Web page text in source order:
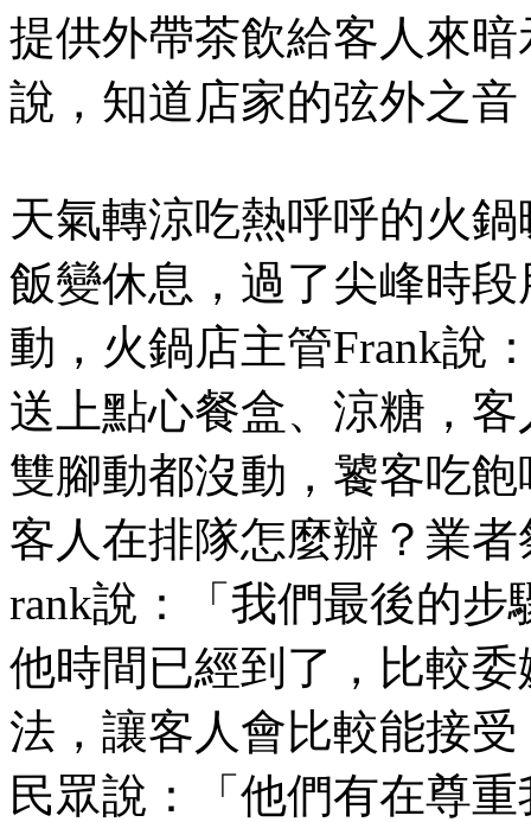
提供外帶茶飲給客人來
說，知道店家的弦外之
天氣轉涼吃熱呼呼的火
飯變休息，過了尖峰時
動，火鍋店主管Frank說
送上點心餐盒、涼糖，
雙腳動都沒動，饕客吃
客人在排隊怎麼辦？業
rank說：「我們最後的
他時間已經到了，比較
法，讓客人會比較能接
民眾說：「他們有在尊